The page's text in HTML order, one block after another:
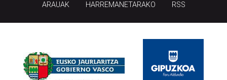
ARAUAK HARREMANETARAKO RSS